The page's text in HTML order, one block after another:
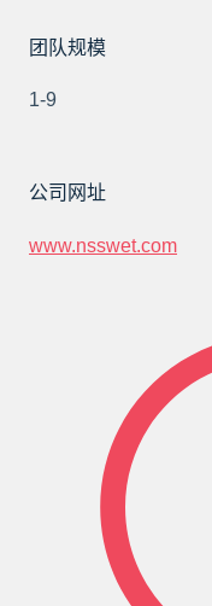
团队规模
1-9
公司网址
www.nsswet.com